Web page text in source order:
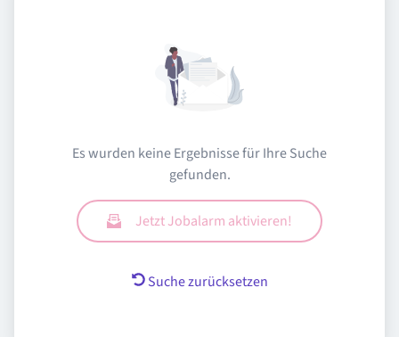
Es wurden keine Ergebnisse für Ihre Suche
gefunden.
Jetzt Jobalarm aktivieren!
Suche zurücksetzen